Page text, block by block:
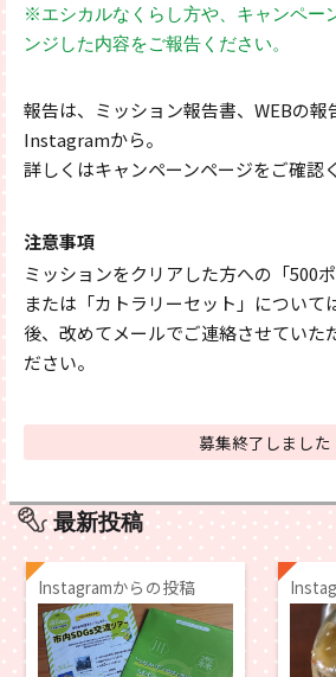
※エシカルなくらし方や、キャンペー
ンジした内容をご報告ください。
報告は、ミッション報告書、WEBの報
Instagramから。
詳しくはキャンペーンページをご確認
注意事項
ミッションをクリアした方への「500
または「カトラリーセット」について
後、改めてメールでご連絡させていた
ださい。
募集終了しました
最新投稿
Instagramからの投稿